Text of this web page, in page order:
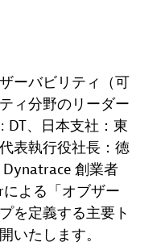
ーバビリティ（可
ィ分野のリーダー
DT、日本支社：東
表執行役社長：徳
Dynatrace 創業者
による「オブザー
を定義する主要ト
いたします。